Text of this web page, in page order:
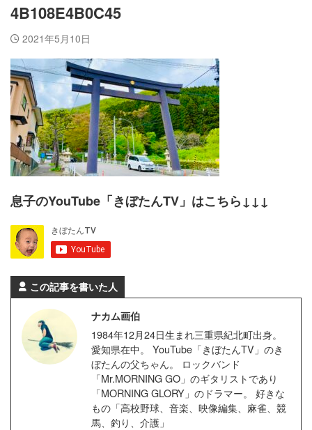
4B108E4B0C45
2021年5月10日
息子のYouTube「きぼたんTV」はこちら↓↓↓
この記事を書いた人
ナカム画伯
1984年12月24日生まれ三重県紀北町出身。
愛知県在中。 YouTube「きぼたんTV」のき
ぼたんの父ちゃん。 ロックバンド
「Mr.MORNING GO」のギタリストであり
「MORNING GLORY」のドラマー。 好きな
もの「高校野球、音楽、映像編集、麻雀、競
馬、釣り、介護」